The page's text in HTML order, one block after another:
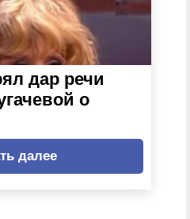
дар речи
о
далее